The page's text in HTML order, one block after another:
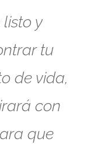
y
tu
de vida,
con
que